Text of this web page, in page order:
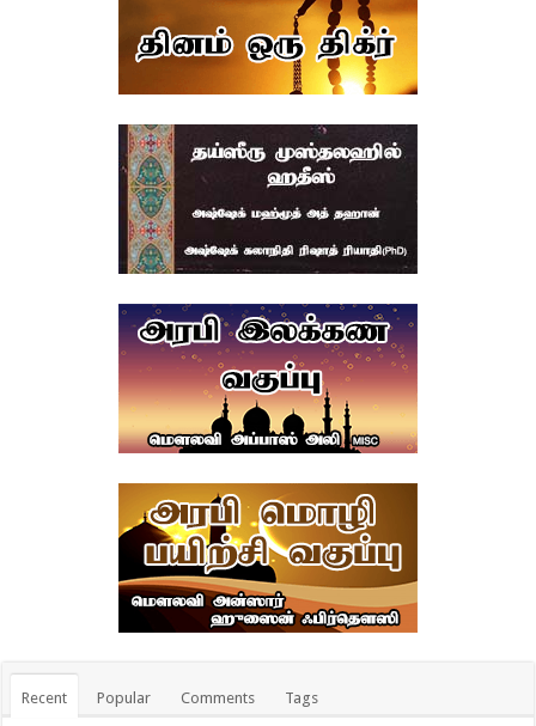
Recent Popular Comments Tags